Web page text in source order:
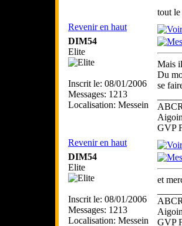
tout
Revenir en haut
DIM54
Elite
Inscrit le: 08/01/2006
Messages: 1213
Localisation: Messein
Mais
Du
se
GVP
Revenir en haut
DIM54
Elite
Inscrit le: 08/01/2006
Messages: 1213
Localisation: Messein
et
GVP